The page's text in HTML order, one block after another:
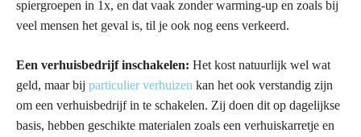
spiergroepen in 1x, en dat vaak zonder warming-up en zoals bij
veel mensen het geval is, til je ook nog eens verkeerd.
Een verhuisbedrijf inschakelen: Het kost natuurlijk wel wat
geld, maar bij particulier verhuizen kan het ook verstandig zijn
om een verhuisbedrijf in te schakelen. Zij doen dit op dagelijkse
basis, hebben geschikte materialen zoals een verhuiskarretje en